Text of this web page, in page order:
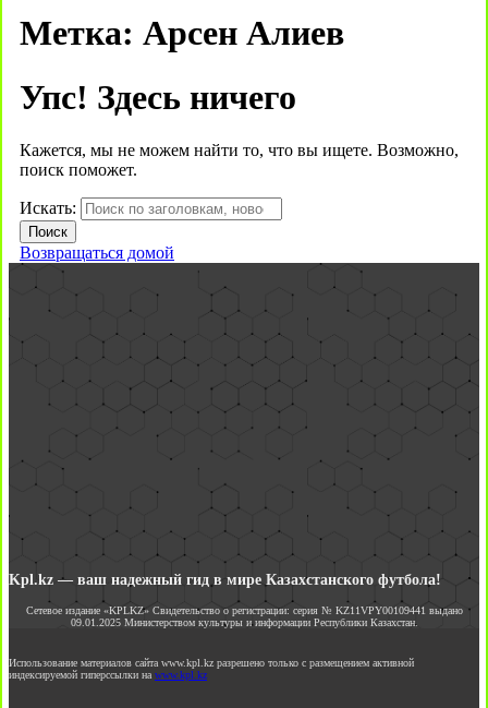
Метка: Арсен Алиев
Упс! Здесь ничего
Кажется, мы не можем найти то, что вы ищете. Возможно,
поиск поможет.
Искать:
Возвращаться домой
Kpl.kz — ваш надежный гид в мире Казахстанского футбола!
Сетевое издание «KPLKZ» Свидетельство о регистрации: серия № KZ11VPY00109441 выдано
09.01.2025 Министерством культуры и информации Республики Казахстан.
Использование материалов сайта www.kpl.kz разрешено только с размещением активной
индексируемой гиперссылки на www.kpl.kz